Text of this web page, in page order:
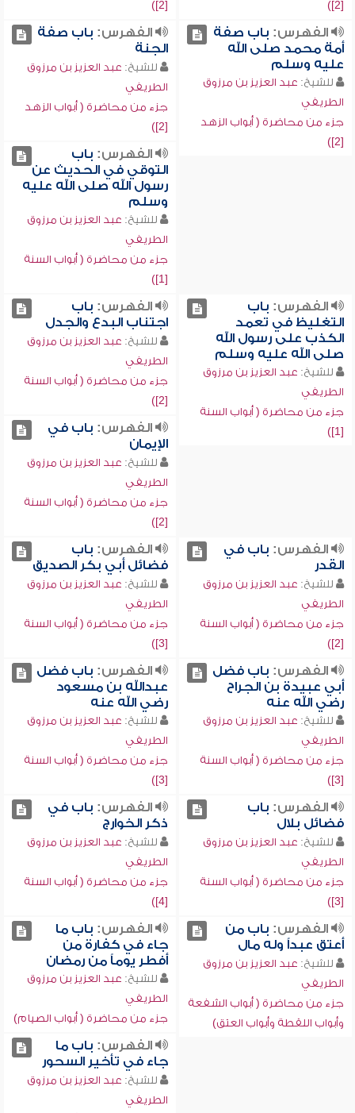
[2])
[2])
الفهرس: باب صفة
أمة محمد صلى الله
عليه وسلم
للشيخ: عبد العزيز بن مرزوق
الطريفي
جزء من محاضرة ( أبواب الزهد
[2])
الفهرس: باب صفة
الجنة
للشيخ: عبد العزيز بن مرزوق
الطريفي
جزء من محاضرة ( أبواب الزهد
[2])
الفهرس: باب
التوقي في الحديث عن
رسول الله صلى الله عليه
وسلم
للشيخ: عبد العزيز بن مرزوق
الطريفي
جزء من محاضرة ( أبواب السنة
[1])
الفهرس: باب
التغليظ في تعمد
الكذب على رسول الله
صلى الله عليه وسلم
للشيخ: عبد العزيز بن مرزوق
الطريفي
جزء من محاضرة ( أبواب السنة
[1])
الفهرس: باب
اجتناب البدع والجدل
للشيخ: عبد العزيز بن مرزوق
الطريفي
جزء من محاضرة ( أبواب السنة
[2])
الفهرس: باب في
الإيمان
للشيخ: عبد العزيز بن مرزوق
الطريفي
جزء من محاضرة ( أبواب السنة
[2])
الفهرس: باب في
القدر
للشيخ: عبد العزيز بن مرزوق
الطريفي
جزء من محاضرة ( أبواب السنة
[2])
الفهرس: باب
فضائل أبي بكر الصديق
للشيخ: عبد العزيز بن مرزوق
الطريفي
جزء من محاضرة ( أبواب السنة
[3])
الفهرس: باب فضل
أبي عبيدة بن الجراح
رضي الله عنه
للشيخ: عبد العزيز بن مرزوق
الطريفي
جزء من محاضرة ( أبواب السنة
[3])
الفهرس: باب فضل
عبدالله بن مسعود
رضي الله عنه
للشيخ: عبد العزيز بن مرزوق
الطريفي
جزء من محاضرة ( أبواب السنة
[3])
الفهرس: باب
فضائل بلال
للشيخ: عبد العزيز بن مرزوق
الطريفي
جزء من محاضرة ( أبواب السنة
[3])
الفهرس: باب في
ذكر الخوارج
للشيخ: عبد العزيز بن مرزوق
الطريفي
جزء من محاضرة ( أبواب السنة
[4])
الفهرس: باب من
أعتق عبداً وله مال
للشيخ: عبد العزيز بن مرزوق
الطريفي
جزء من محاضرة ( أبواب الشفعة
وأبواب اللقطة وأبواب العتق)
الفهرس: باب ما
جاء في كفارة من
أفطر يوماً من رمضان
للشيخ: عبد العزيز بن مرزوق
الطريفي
جزء من محاضرة ( أبواب الصيام)
الفهرس: باب ما
جاء في تأخير السحور
للشيخ: عبد العزيز بن مرزوق
الطريفي